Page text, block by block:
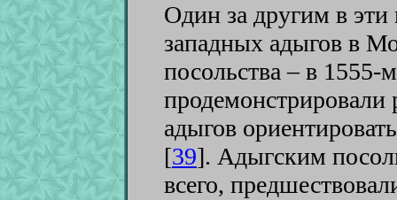
Один за другим в эти
западных адыгов в
посольства – в 1555-
продемонстрировали
адыгов
[39]. Адыгским
всего,